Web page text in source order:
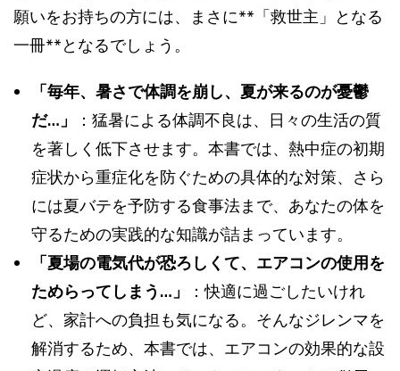
願いをお持ちの方には、まさに**「救世主」となる
一冊**となるでしょう。
「毎年、暑さで体調を崩し、夏が来るのが憂鬱
だ…」
：猛暑による体調不良は、日々の生活の質
を著しく低下させます。本書では、熱中症の初期
症状から重症化を防ぐための具体的な対策、さら
には夏バテを予防する食事法まで、あなたの体を
守るための実践的な知識が詰まっています。
「夏場の電気代が恐ろしくて、エアコンの使用を
ためらってしまう…」
：快適に過ごしたいけれ
ど、家計への負担も気になる。そんなジレンマを
解消するため、本書では、エアコンの効果的な設